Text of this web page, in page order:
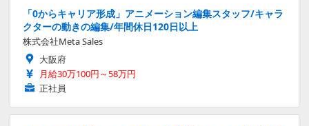
「0からキャリア形成」アニメーション編集スタッフ/キャラ
クターの動きの編集/年間休日120日以上
株式会社Meta Sales
大阪府
月給30万100円～58万円
正社員